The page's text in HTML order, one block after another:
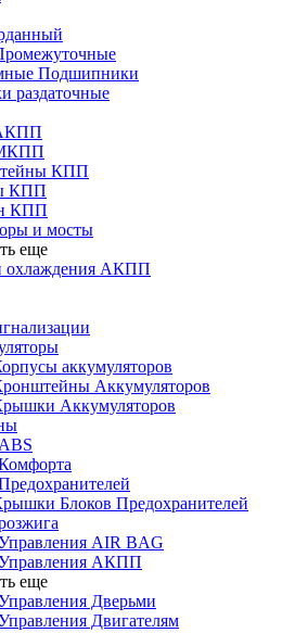
Подшипники
раздаточные
КПП
КПП
КПП
и мосты
еще
охлаждения АКПП
аккумуляторов
Аккумуляторов
Аккумуляторов
Блоков Предохранителей
AIR BAG
АКПП
еще
Дверьми
Двигателям